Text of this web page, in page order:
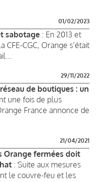
01/02/2023
sabotage : En 2013 et
CFE-CGC, Orange s’était
29/11/2022
de boutiques : un
une fois de plus
France annonce de
21/04/2021
Orange fermées doit
: Suite aux mesures
le couvre-feu et les